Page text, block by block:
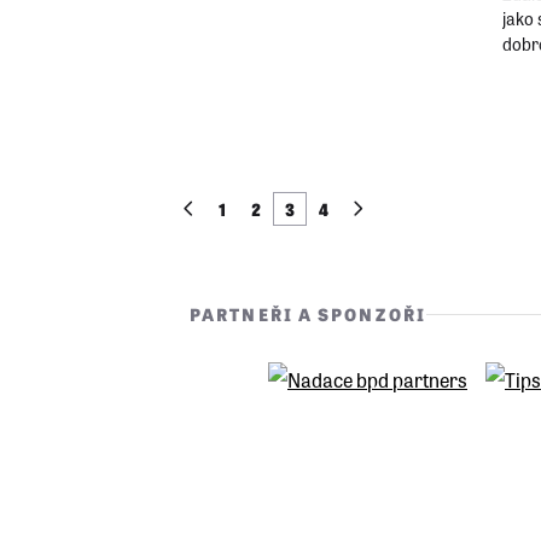
jako
1 2 3 4
PARTNEŘI A SPONZOŘI